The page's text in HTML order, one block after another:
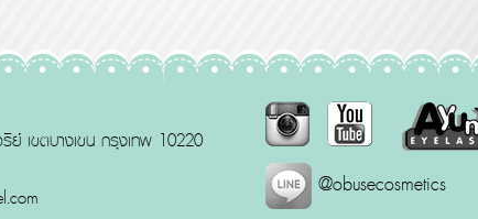
เขตบางเขน กรุงเทพ 10220
@obusecosmetics